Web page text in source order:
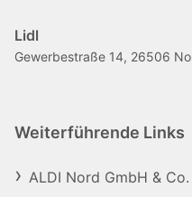
Lidl
Gewerbestraße 14, 26506
Weiterführende Links
ALDI Nord GmbH &